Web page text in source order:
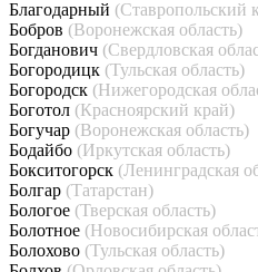
Благодарный (Ставропольский
Бобров (Воронежская область)
Богданович (Свердловская
Богородицк (Тульская область)
Богородск (Нижегородская
Боготол (Красноярский край)
Богучар (Воронежская область)
Бодайбо (Иркутская область)
Бокситогорск (Ленинградская
Болгар (Татарстан)
Бологое (Тверская область)
Болотное (Новосибирская
Болохово (Тульская область)